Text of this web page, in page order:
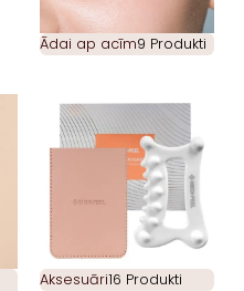
Ādai ap acīm9 Produkti
Aksesuāri16 Produkti